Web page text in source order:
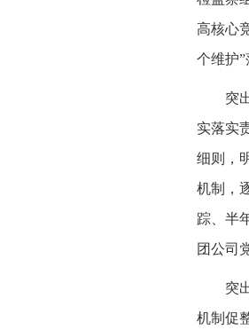
高核心
个维护”
突
实落实
细则，
机制，
踪、半
团公司
突
机制促